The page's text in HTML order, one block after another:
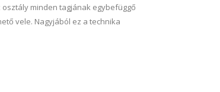
minden tagjának egybefüggő
vele. Nagyjából ez a technika